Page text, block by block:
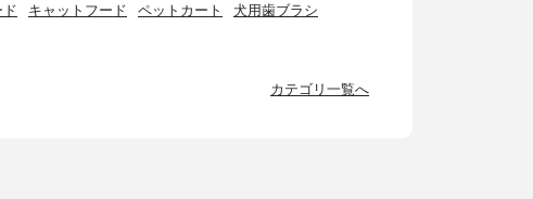
ド キャットフード ペットカート 犬用歯ブラシ
カテゴリ一覧へ